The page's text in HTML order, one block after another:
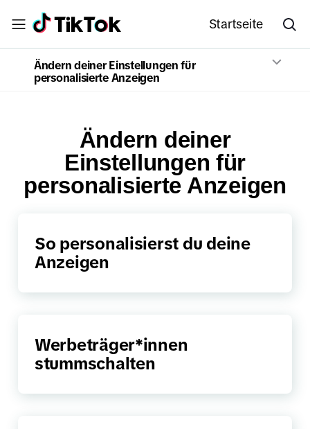
Startseite
Ändern deiner Einstellungen für
personalisierte Anzeigen
Ändern deiner
Einstellungen für
personalisierte Anzeigen
So personalisierst du deine
Anzeigen
Werbeträger*innen
stummschalten